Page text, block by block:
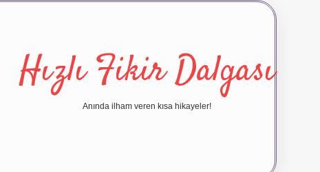
Hızlı Fikir Dalgası
Anında ilham veren kısa hikayeler!